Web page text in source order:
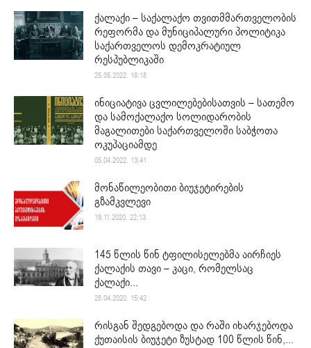
ქალაქი – საქალაქო თვითმმართველობის
რეფორმა და მუნიციპალური პოლიტიკა
საქართველოს დემოკრატიულ
რესპუბლიკაში
25.05.2022. 16:18
ინიციატივა ცვლილებებისათვის – სათემო
და სამოქალაქო სოლიდარობის
მაგალითები საქართველოში საბჭოთა
ოკუპაციამდე
05.04.2022. 13:41
მონაწილეობითი ბიუჯეტირების
გზამკვლევი
19.11.2020. 22:13
145 წლის წინ ტფილისელებმა აირჩიეს
ქალაქის თავი – კაცი, რომელსაც
ქალაქი...
28.04.2020. 15:42
რისგან შედგებოდა და რაში იხარჯებოდა
ქუთაისის ბიუჯეტი ზუსტად 100 წლის წინ,...